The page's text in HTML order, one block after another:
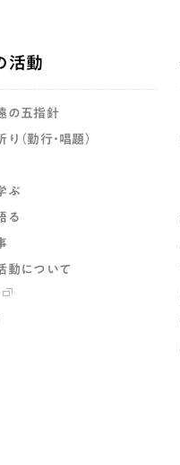
活動
の五指針
（勤行・唱題）
ぶ
る
動について